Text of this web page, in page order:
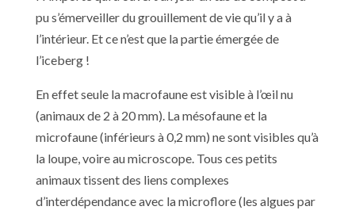
pu s’émerveiller du grouillement de vie qu’il y a à
l’intérieur. Et ce n’est que la partie émergée de
l’iceberg !
En effet seule la macrofaune est visible à l’œil nu
(animaux de 2 à 20 mm). La mésofaune et la
microfaune (inférieurs à 0,2 mm) ne sont visibles qu’à
la loupe, voire au microscope. Tous ces petits
animaux tissent des liens complexes
d’interdépendance avec la microflore (les algues par